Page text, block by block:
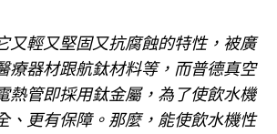
又輕又堅固又抗腐蝕的特性，被廣
療器材跟航鈦材料等，而普德真空
熱管即採用鈦金屬，為了使飲水機
、更有保障。那麼，能使飲水機性